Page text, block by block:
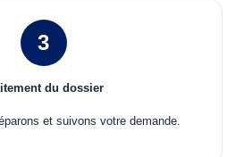
3
du dossier
et suivons votre demande.